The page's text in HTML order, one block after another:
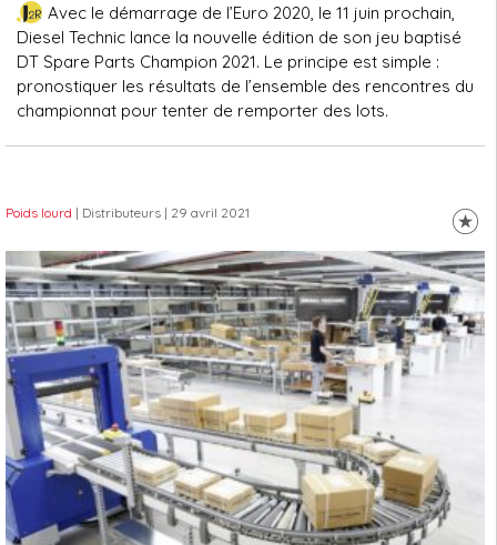
Avec le démarrage de l’Euro 2020, le 11 juin prochain,
Diesel Technic lance la nouvelle édition de son jeu baptisé
DT Spare Parts Champion 2021. Le principe est simple :
pronostiquer les résultats de l’ensemble des rencontres du
championnat pour tenter de remporter des lots.
Poids lourd | Distributeurs | 29 avril 2021